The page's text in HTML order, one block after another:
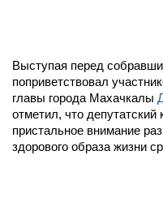
Выступая перед
поприветствовал
главы города Махачкалы
отметил, что депутатский
пристальное внимание
здорового образа жизни